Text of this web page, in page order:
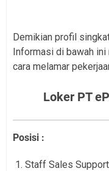
Demikian profil
Informasi di bawah ini
cara melamar
Loker PT
Posisi :
Staff Sales Support